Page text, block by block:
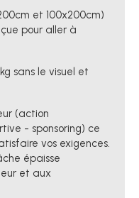
et 100x200cm)
pour aller à
sans le visuel et
(action
- sponsoring) ce
vos exigences.
épaisse
et aux